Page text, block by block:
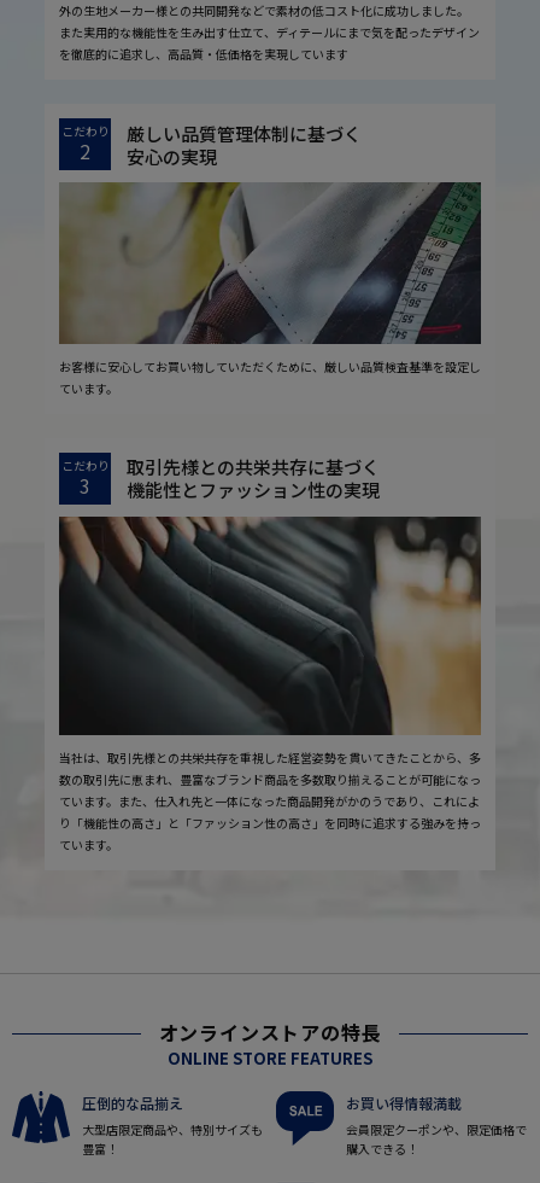
外の生地メーカー様との共同開発などで素材の低コスト化に成功しました。
また実用的な機能性を生み出す仕立て、ディテールにまで気を配ったデザイン
を徹底的に追求し、高品質・低価格を実現しています
こだわり
2
厳しい品質管理体制に基づく
安心の実現
お客様に安心してお買い物していただくために、厳しい品質検査基準を設定し
ています。
こだわり
3
取引先様との共栄共存に基づく
機能性とファッション性の実現
当社は、取引先様との共栄共存を重視した経営姿勢を貫いてきたことから、多
数の取引先に恵まれ、豊富なブランド商品を多数取り揃えることが可能になっ
ています。また、仕入れ先と一体になった商品開発がかのうであり、これによ
り「機能性の高さ」と「ファッション性の高さ」を同時に追求する強みを持っ
ています。
オンラインストアの特長
ONLINE STORE FEATURES
圧倒的な品揃え
大型店限定商品や、特別サイズも
豊富！
お買い得情報満載
会員限定クーポンや、限定価格で
購入できる！